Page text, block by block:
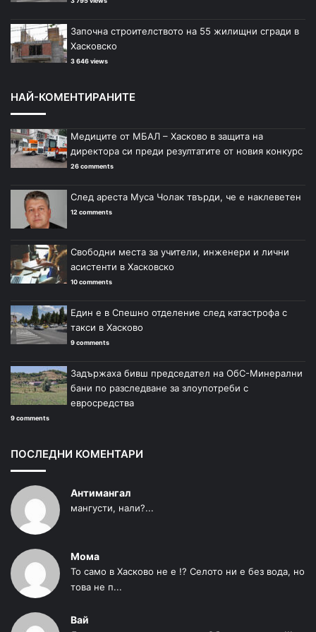
Започна строителството на 55 жилищни сгради в
Хасковско
3 646 views
НАЙ-КОМЕНТИРАНИТЕ
Медиците от МБАЛ – Хасково в защита на
директора си преди резултатите от новия конкурс
26 comments
След ареста Муса Чолак твърди, че е наклеветен
12 comments
Свободни места за учители, инженери и лични
асистенти в Хасковско
10 comments
Един е в Спешно отделение след катастрофа с
такси в Хасково
9 comments
Задържаха бивш председател на ОбС-Минерални
бани по разследване за злоупотреби с
евросредства
9 comments
ПОСЛЕДНИ КОМЕНТАРИ
Антимангал
мангусти, нали?...
Мома
То само в Хасково не е !? Селото ни е без вода, но
това не п...
Вай